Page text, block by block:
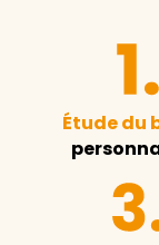
Étude du